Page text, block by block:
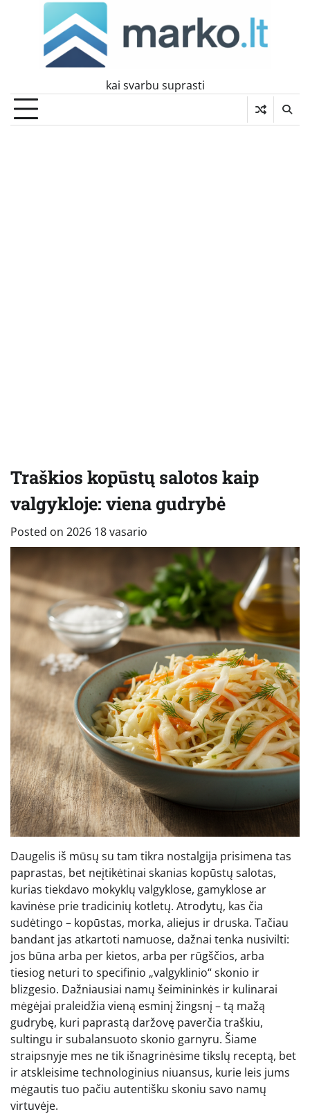
kai svarbu suprasti
Traškios kopūstų salotos kaip
valgykloje: viena gudrybė
Posted on 2026 18 vasario
Daugelis iš mūsų su tam tikra nostalgija prisimena tas
paprastas, bet neįtikėtinai skanias kopūstų salotas,
kurias tiekdavo mokyklų valgyklose, gamyklose ar
kavinėse prie tradicinių kotletų. Atrodytų, kas čia
sudėtingo – kopūstas, morka, aliejus ir druska. Tačiau
bandant jas atkartoti namuose, dažnai tenka nusivilti:
jos būna arba per kietos, arba per rūgščios, arba
tiesiog neturi to specifinio „valgyklinio“ skonio ir
blizgesio. Dažniausiai namų šeimininkės ir kulinarai
mėgėjai praleidžia vieną esminį žingsnį – tą mažą
gudrybę, kuri paprastą daržovę paverčia traškiu,
sultingu ir subalansuoto skonio garnyru. Šiame
straipsnyje mes ne tik išnagrinėsime tikslų receptą, bet
ir atskleisime technologinius niuansus, kurie leis jums
mėgautis tuo pačiu autentišku skoniu savo namų
virtuvėje.